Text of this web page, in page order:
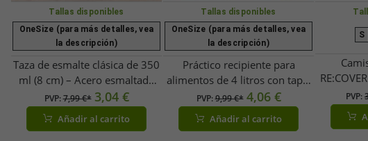
Tallas disponibles
OneSize (para más detalles, vea
la descripción)
Taza de esmalte clásica de 350
ml (8 cm) – Acero esmaltado
resistente – Resistente al calor
y apta para alimentos – Azul
petróleo/Blanco
PVP:7,99 €* 3,04 €
Añadir al carrito
Tallas disponibles
OneSize (para más detalles, vea
la descripción)
Práctico recipiente para
alimentos de 4 litros con tapa:
bol grande de plástico para
guardar ensaladas, frutas y
otros alimentos
PVP:9,99 €* 4,06 €
Añadir al carrito
S
EVIL
Instinto
PVP: